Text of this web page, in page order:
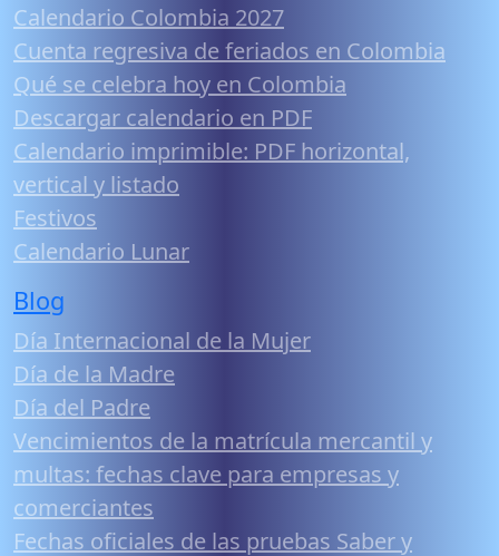
Calendario Colombia 2027
Cuenta regresiva de feriados en Colombia
Qué se celebra hoy en Colombia
Descargar calendario en PDF
Calendario imprimible: PDF horizontal,
vertical y listado
Festivos
Calendario Lunar
Blog
Día Internacional de la Mujer
Día de la Madre
Día del Padre
Vencimientos de la matrícula mercantil y
multas: fechas clave para empresas y
comerciantes
Fechas oficiales de las pruebas Saber y